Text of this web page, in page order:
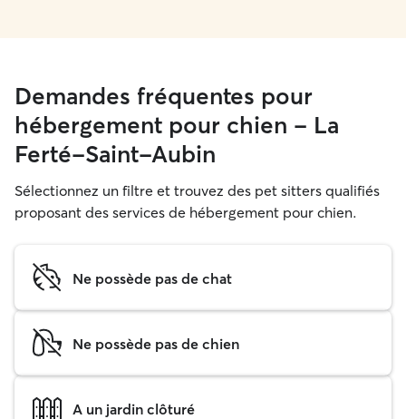
Demandes fréquentes pour
hébergement pour chien - La
Ferté-Saint-Aubin
Sélectionnez un filtre et trouvez des pet sitters qualifiés
proposant des services de hébergement pour chien.
Ne possède pas de chat
Ne possède pas de chien
A un jardin clôturé